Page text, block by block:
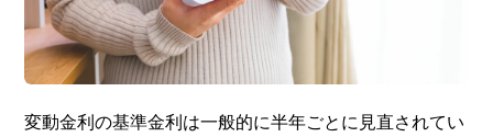
変動金利の基準金利は一般的に半年ごとに見直されてい